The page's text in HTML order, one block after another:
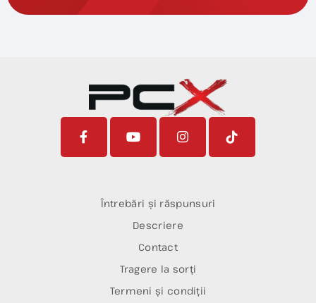
Întrebări și răspunsuri
Descriere
Contact
Tragere la sorți
Termeni și condiții